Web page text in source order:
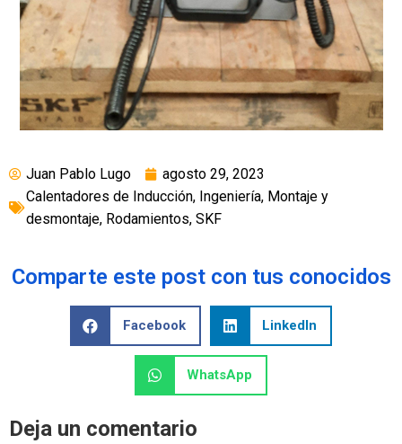
Juan Pablo Lugo
agosto 29, 2023
Calentadores de Inducción, Ingeniería, Montaje y
desmontaje, Rodamientos, SKF
Comparte este post con tus conocidos
Facebook LinkedIn
WhatsApp
Deja un comentario